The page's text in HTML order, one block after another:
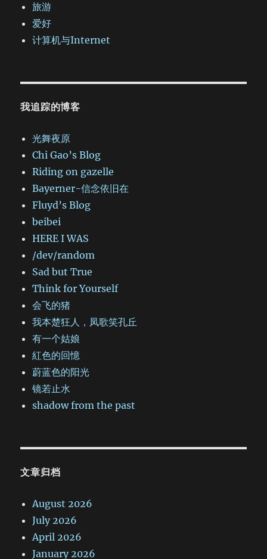
旅游
爱好
计算机与Internet
我追踪的博客
光舞夜原
Chi Gao’s Blog
Riding on gazelle
Bayerner-信念依旧在
Fluyd’s Blog
beibei
HERE I WAS
/dev/random
Sad but True
Think for Yourself
会飞的猪
我本楚狂人，凤歌笑孔丘
有一个姑娘
紅色的回憶
蔚蓝色的阳光
镜若止水
shadow from the past
文章归档
August 2026
July 2026
April 2026
January 2026